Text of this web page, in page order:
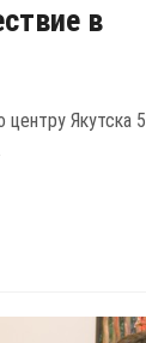
в
Якутска 5